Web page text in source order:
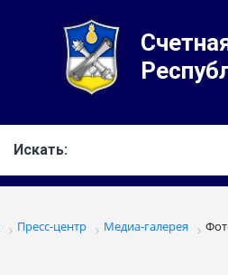
Пресс-центр Медиа-галерея